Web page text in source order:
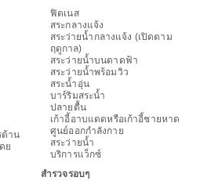
ด้าน
ย
ฟิตเนส
สระกลางแจ้ง
สระว่ายน้ำกลางแจ้ง (เปิดตาม
ฤดูกาล)
สระว่ายน้ำบนดาดฟ้า
สระว่ายน้ำพร้อมวิว
สระน้ำอุ่น
บาร์ริมสระน้ำ
ปลายตื้น
เก้าอี้อาบแดดหรือเก้าอี้ชายหาด
ศูนย์ออกกำลังกาย
สระว่ายน้ำ
บริการแว็กซ์
สำรวจรอบๆ